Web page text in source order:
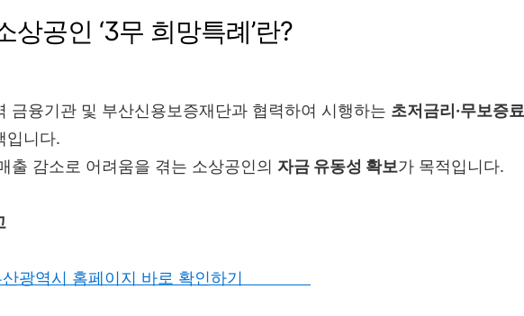
공인 ‘3무 희망특례’란?
금융기관 및 부산신용보증재단과 협력하여 시행하는 초저금리·무보증료
입니다.
출 감소로 어려움을 겪는 소상공인의 자금 유동성 확보가 목적입니다.
시 홈페이지 바로 확인하기